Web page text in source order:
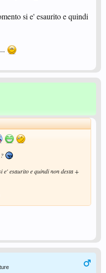
si e' esaurito e quindi
e' esaurito e quindi non desta +